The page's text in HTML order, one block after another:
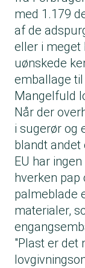
med 1.179
af de
eller i meget
uønskede
emballage
Mangelfuld
Når der
i sugerør og
blandt
EU har
hverken
palme­blade
materialer,
"Plast er det